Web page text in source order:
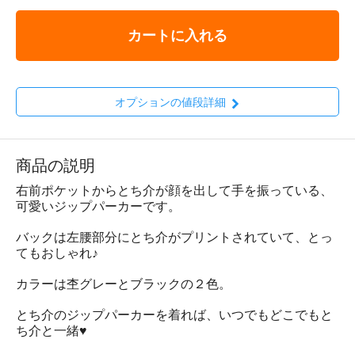
カートに入れる
オプションの値段詳細
商品の説明
右前ポケットからとち介が顔を出して手を振っている、
可愛いジップパーカーです。
バックは左腰部分にとち介がプリントされていて、とっ
てもおしゃれ♪
カラーは杢グレーとブラックの２色。
とち介のジップパーカーを着れば、いつでもどこでもと
ち介と一緒♥